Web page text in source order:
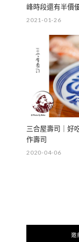
峰時段還有半價
2021-01-26
三合屋壽司｜好
作壽司
2020-04-06
邀